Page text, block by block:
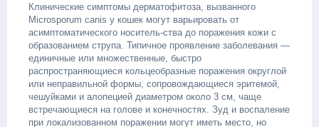
Клинические симптомы дерматофитоза, вызванного
Microsporum canis у кошек могут варьировать от
асимптоматического носитель-ства до поражения кожи с
образованием струпа. Типичное проявление заболевания —
единичные или множественные, быстро
распространяющиеся кольцеобразные поражения округлой
или неправильной формы, сопровождающиеся эритемой,
чешуйками и алопецией диаметром около 3 см, чаще
встречающиеся на голове и конечностях. Зуд и воспаление
при локализованном поражении могут иметь место, но